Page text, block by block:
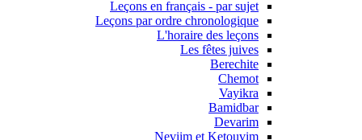
Leçons en français - par sujet
Leçons par ordre chronologique
L'horaire des leçons
Les fêtes juives
Berechite
Chemot
Vayikra
Bamidbar
Devarim
Neviim et Ketouvim